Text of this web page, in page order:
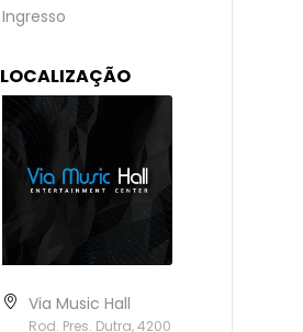
Ingresso
LOCALIZAÇÃO
Via Music Hall
Rod. Pres. Dutra, 4200